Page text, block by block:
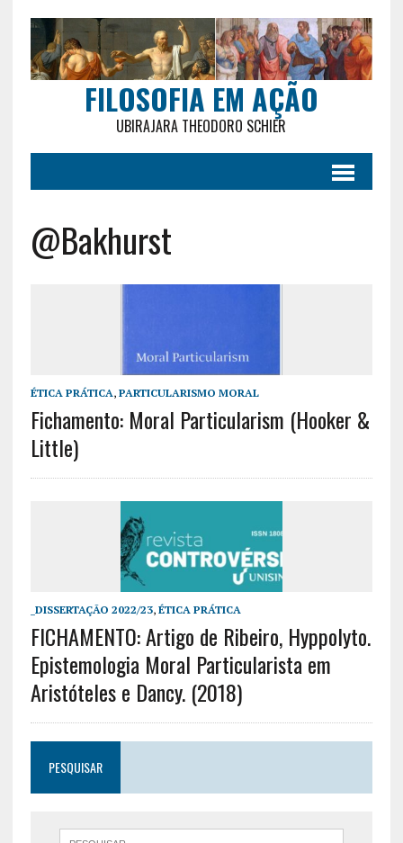
FILOSOFIA EM AÇÃO
UBIRAJARA THEODORO SCHIER
@Bakhurst
ÉTICA PRÁTICA, PARTICULARISMO MORAL
Fichamento: Moral Particularism (Hooker &
Little)
_DISSERTAÇÃO 2022/23, ÉTICA PRÁTICA
FICHAMENTO: Artigo de Ribeiro, Hyppolyto.
Epistemologia Moral Particularista em
Aristóteles e Dancy. (2018)
PESQUISAR